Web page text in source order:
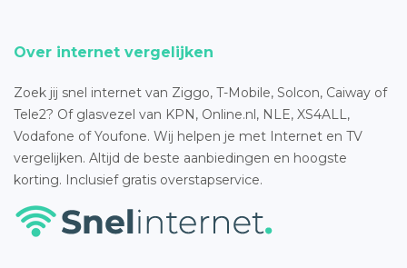
Over internet vergelijken
Zoek jij snel internet van Ziggo, T-Mobile, Solcon, Caiway of
Tele2? Of glasvezel van KPN, Online.nl, NLE, XS4ALL,
Vodafone of Youfone. Wij helpen je met Internet en TV
vergelijken. Altijd de beste aanbiedingen en hoogste
korting. Inclusief gratis overstapservice.